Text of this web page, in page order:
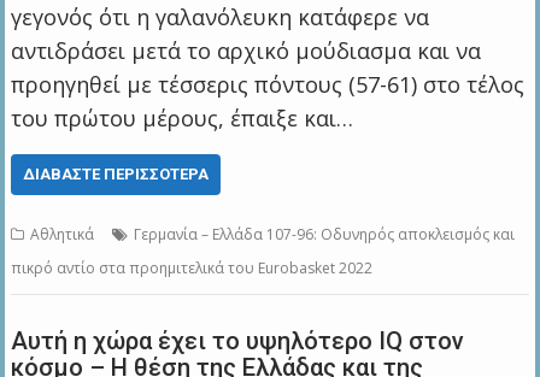
γεγονός ότι η γαλανόλευκη κατάφερε να
αντιδράσει μετά το αρχικό μούδιασμα και να
προηγηθεί με τέσσερις πόντους (57-61) στο τέλος
του πρώτου μέρους, έπαιξε και…
ΔΙΑΒΆΣΤΕ ΠΕΡΙΣΣΌΤΕΡΑ
Αθλητικά
Γερμανία – Ελλάδα 107-96: Οδυνηρός αποκλεισμός και
πικρό αντίο στα προημιτελικά του Eurobasket 2022
Αυτή η χώρα έχει το υψηλότερο ΙQ στον
κόσμο – Η θέση της Ελλάδας και της